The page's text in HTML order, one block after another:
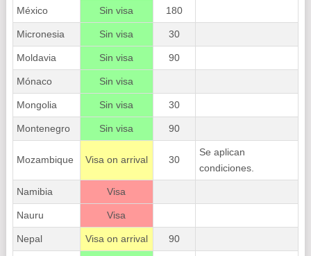
México Sin visa 180
Micronesia Sin visa 30
Moldavia Sin visa 90
Mónaco Sin visa
Mongolia Sin visa 30
Montenegro Sin visa 90
Mozambique Visa on arrival 30
Se aplican
condiciones.
Namibia Visa
Nauru Visa
Nepal Visa on arrival 90